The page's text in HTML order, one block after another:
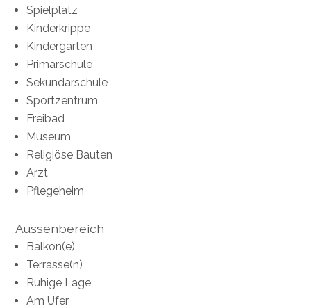
Spielplatz
Kinderkrippe
Kindergarten
Primarschule
Sekundarschule
Sportzentrum
Freibad
Museum
Religiöse Bauten
Arzt
Pflegeheim
Aussenbereich
Balkon(e)
Terrasse(n)
Ruhige Lage
Am Ufer